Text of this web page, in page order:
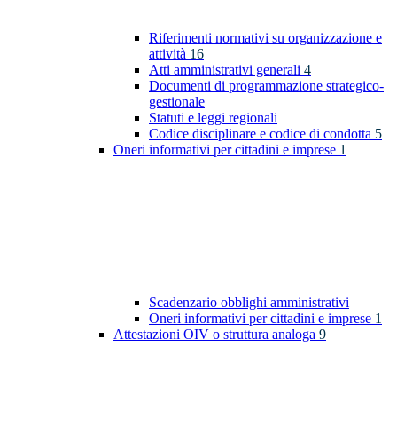
Riferimenti normativi su organizzazione e
attività 16
Atti amministrativi generali 4
Documenti di programmazione strategico-
gestionale
Statuti e leggi regionali
Codice disciplinare e codice di condotta 5
Oneri informativi per cittadini e imprese 1
Scadenzario obblighi amministrativi
Oneri informativi per cittadini e imprese 1
Attestazioni OIV o struttura analoga 9